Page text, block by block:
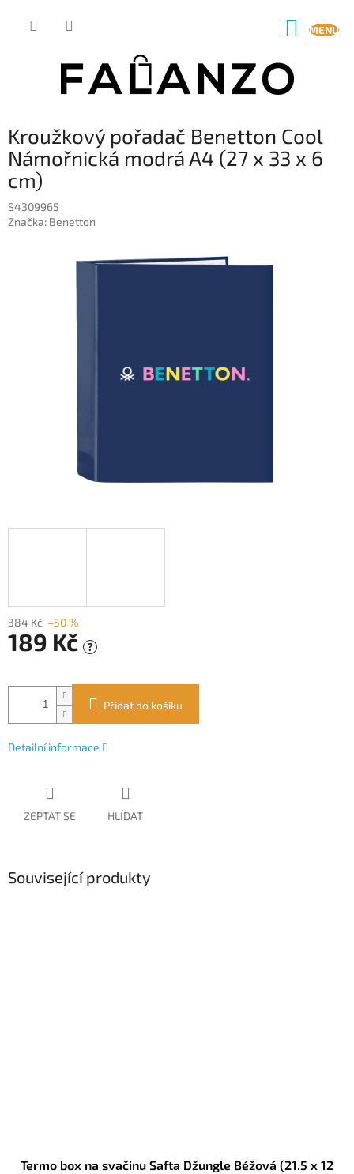
Kroužkový pořadač Benetton Cool
Námořnická modrá A4 (27 x 33 x 6
cm)
S4309965
Značka: Benetton
384 Kč –50 %
189 Kč ?
cena:
Přidat do košíku
Detailní informace
ZEPTAT SE HLÍDAT
Související produkty
Termo box na svačinu Safta Džungle Béžová (21.5 x 12